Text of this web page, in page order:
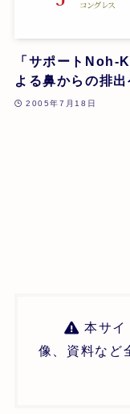
「サポートNoh-
よる鼻からの排出
/嘔吐による精神
2005年7月18日
本サイ
像、資料など